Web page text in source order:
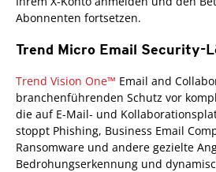
Abonnenten fortsetzen.
Trend Micro Email Security-
Trend Vision One™
One-Platform
Email and
branchenführenden Schutz vor
die auf E-Mail- und
stoppt Phishing, Business Email
Ransomware und andere gezielte
Bedrohungserkennung und